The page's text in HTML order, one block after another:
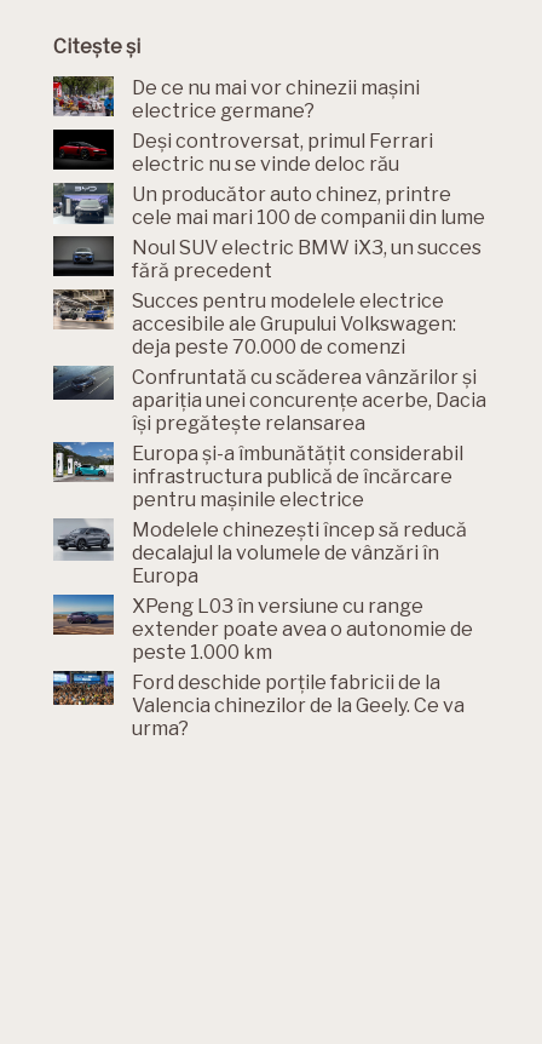
Citește și
De ce nu mai vor chinezii mașini
electrice germane?
Deși controversat, primul Ferrari
electric nu se vinde deloc rău
Un producător auto chinez, printre
cele mai mari 100 de companii din lume
Noul SUV electric BMW iX3, un succes
fără precedent
Succes pentru modelele electrice
accesibile ale Grupului Volkswagen:
deja peste 70.000 de comenzi
Confruntată cu scăderea vânzărilor și
apariția unei concurențe acerbe, Dacia
își pregătește relansarea
Europa și-a îmbunătățit considerabil
infrastructura publică de încărcare
pentru mașinile electrice
Modelele chinezești încep să reducă
decalajul la volumele de vânzări în
Europa
XPeng L03 în versiune cu range
extender poate avea o autonomie de
peste 1.000 km
Ford deschide porțile fabricii de la
Valencia chinezilor de la Geely. Ce va
urma?